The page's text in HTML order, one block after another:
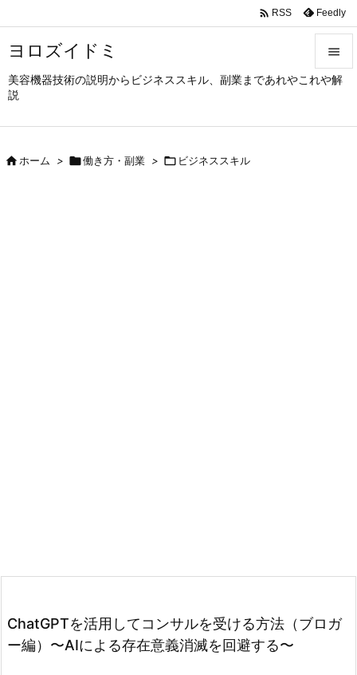
ヨロズイドミ
美容機器技術の説明からビジネススキル、副業まであれやこれや解
説



 RSS Feedly
ホーム > 働き方・副業 >  ビジネススキル
ChatGPTを活用してコンサルを受ける方法（ブロガ
ー編）〜AIによる存在意義消滅を回避する〜